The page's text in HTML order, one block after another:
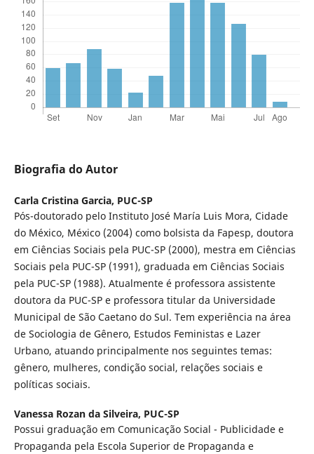
Biografia do Autor
Carla Cristina Garcia, PUC-SP
Pós-doutorado pelo Instituto José María Luis Mora, Cidade
do México, México (2004) como bolsista da Fapesp, doutora
em Ciências Sociais pela PUC-SP (2000), mestra em Ciências
Sociais pela PUC-SP (1991), graduada em Ciências Sociais
pela PUC-SP (1988). Atualmente é professora assistente
doutora da PUC-SP e professora titular da Universidade
Municipal de São Caetano do Sul. Tem experiência na área
de Sociologia de Gênero, Estudos Feministas e Lazer
Urbano, atuando principalmente nos seguintes temas:
gênero, mulheres, condição social, relações sociais e
políticas sociais.
Vanessa Rozan da Silveira, PUC-SP
Possui graduação em Comunicação Social - Publicidade e
Propaganda pela Escola Superior de Propaganda e